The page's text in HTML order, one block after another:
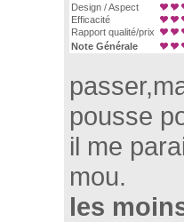
Design / Aspect
Efficacité
Rapport qualité/prix
Note Générale
pousse
il me
mou.
les